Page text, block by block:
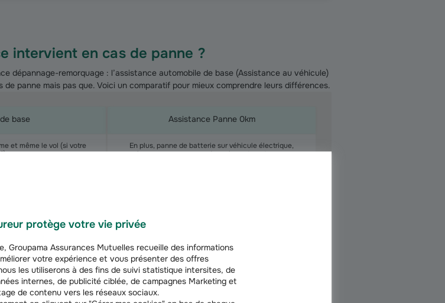
protège votre vie privée
Groupama Assurances Mutuelles recueille des informations
votre expérience et vous présenter des offres
les utiliserons à des fins de suivi statistique intersites, de
internes, de publicité ciblée, de campagnes Marketing et
de contenu vers les réseaux sociaux.
intervient en cas de panne ?
dépannage-remorquage : l’assistance automobile de base (Assistance au véhicule)
panne mais pas que. Voici un comparatif pour mieux comprendre leurs différences.
base Assistance Panne 0km
et même le vol (si votre
En plus, panne de batterie sur véhicule électrique,
crevaison, panne ou erreur de carburant, perte-casse ou